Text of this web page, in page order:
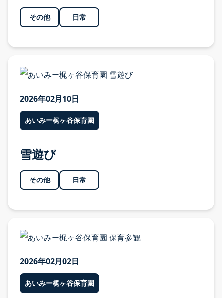
問い合わせ・エントリーフォーム
その他 日常
2026年02月10日
あいみー梶ヶ谷保育園
雪遊び
その他 日常
2026年02月02日
あいみー梶ヶ谷保育園